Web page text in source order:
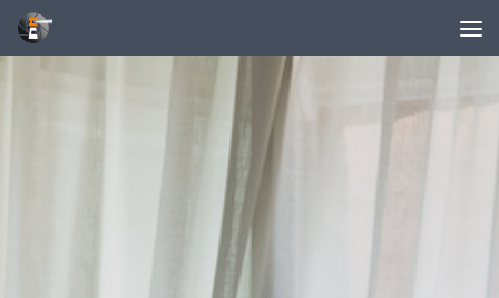
Unter dem Inhalt